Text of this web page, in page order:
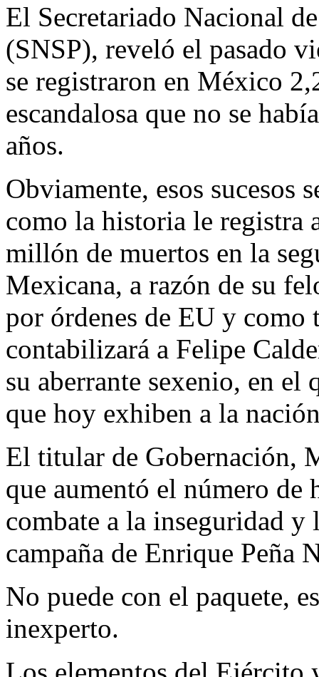
El Secretariado Nacional
(SNSP), reveló el pasado
se registraron en México
escandalosa que no se
años.
Obviamente, esos sucesos
como la historia le registra
millón de muertos en la
Mexicana, a razón de su
por órdenes de EU y
contabilizará a Felipe
su aberrante sexenio, en el
que hoy exhiben a la
El titular de Gobernación,
que aumentó el número
combate a la inseguridad y
campaña de Enrique Peña
No puede con el paquete,
inexperto.